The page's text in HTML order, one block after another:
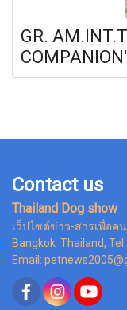
GR.
Contact us
Thailand Dog show
เว็ปไซต์ข่าว-สารเพื่อค
Bangkok Thailand,
Email: